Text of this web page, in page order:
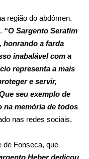
região do abdômen.
“O Sargento Serafim
honrando a farda
inabalável com a
representa a mais
e servir,
seu exemplo de
na memória de todos
nas redes sociais.
de Fonseca, que
Heber dedicou